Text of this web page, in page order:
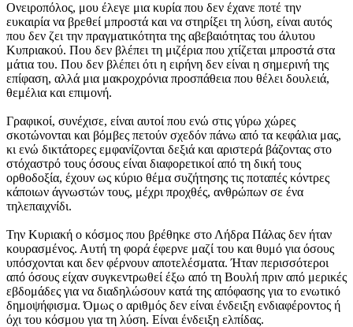
Ονειροπόλος, μου έλεγε μια κυρία που δεν έχανε ποτέ την
ευκαιρία να βρεθεί μπροστά και να στηρίξει τη λύση, είναι αυτός
που δεν ζει την πραγματικότητα της αβεβαιότητας του άλυτου
Κυπριακού. Που δεν βλέπει τη μιζέρια που χτίζεται μπροστά στα
μάτια του. Που δεν βλέπει ότι η ειρήνη δεν είναι η σημερινή της
επίφαση, αλλά μια μακροχρόνια προσπάθεια που θέλει δουλειά,
θεμέλια και επιμονή.
Γραφικοί, συνέχισε, είναι αυτοί που ενώ στις γύρω χώρες
σκοτώνονται και βόμβες πετούν σχεδόν πάνω από τα κεφάλια μας,
κι ενώ δικτάτορες εμφανίζονται δεξιά και αριστερά βάζοντας στο
στόχαστρό τους όσους είναι διαφορετικοί από τη δική τους
ορθοδοξία, έχουν ως κύριο θέμα συζήτησης τις ποταπές κόντρες
κάποιων άγνωστών τους, μέχρι προχθές, ανθρώπων σε ένα
τηλεπαιχνίδι.
Την Κυριακή ο κόσμος που βρέθηκε στο Λήδρα Πάλας δεν ήταν
κουρασμένος. Αυτή τη φορά έφερνε μαζί του και θυμό για όσους
υπόσχονται και δεν φέρνουν αποτελέσματα. Ήταν περισσότεροι
από όσους είχαν συγκεντρωθεί έξω από τη Βουλή πριν από μερικές
εβδομάδες για να διαδηλώσουν κατά της απόφασης για το ενωτικό
δημοψήφισμα. Όμως ο αριθμός δεν είναι ένδειξη ενδιαφέροντος ή
όχι του κόσμου για τη λύση. Είναι ένδειξη ελπίδας.